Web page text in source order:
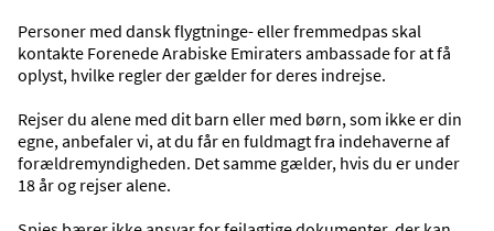
Oversigt
Se vores destinationer på kortet.
Personer med dansk flygtninge- eller fremmedpas skal
kontakte Forenede Arabiske Emiraters ambassade for at få
oplyst, hvilke regler der gælder for deres indrejse.
Rejser du alene med dit barn eller med børn, som ikke er din
egne, anbefaler vi, at du får en fuldmagt fra indehaverne af
forældremyndigheden. Det samme gælder, hvis du er under
18 år og rejser alene.